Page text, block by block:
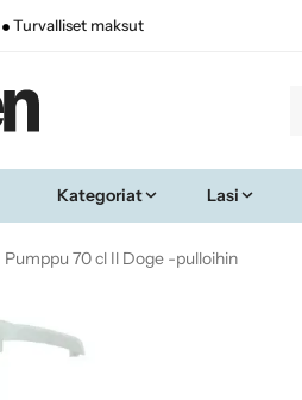
Turvalliset maksut
Kategoriat Lasi
Pumppu 70 cl Il Doge -pulloihin